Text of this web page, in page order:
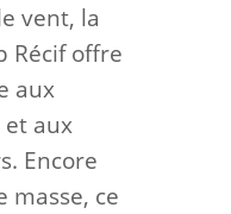
vent, la
Récif offre
aux
aux
Encore
masse, ce